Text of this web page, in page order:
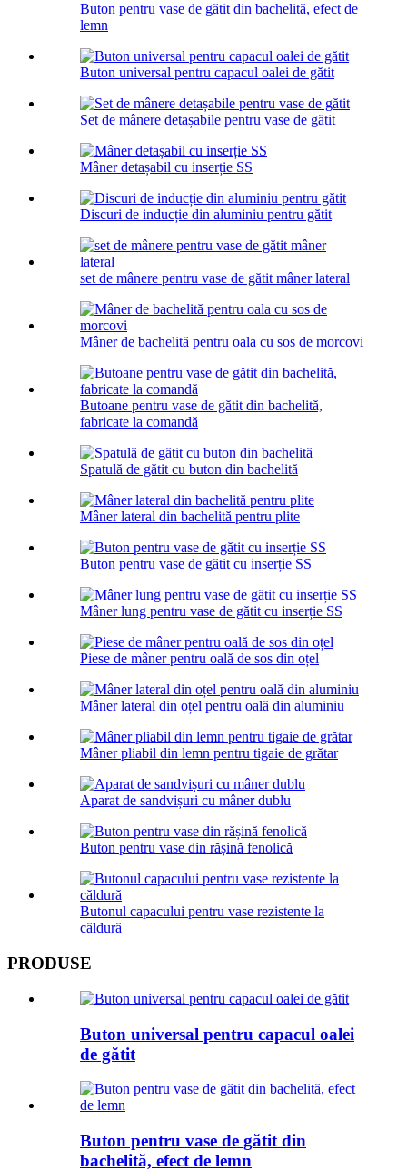
Buton pentru vase de gătit din bachelită, efect de
lemn
Buton universal pentru capacul oalei de gătit
Set de mânere detașabile pentru vase de gătit
Mâner detașabil cu inserție SS
Discuri de inducție din aluminiu pentru gătit
set de mânere pentru vase de gătit mâner lateral
Mâner de bachelită pentru oala cu sos de morcovi
Butoane pentru vase de gătit din bachelită,
fabricate la comandă
Spatulă de gătit cu buton din bachelită
Mâner lateral din bachelită pentru plite
Buton pentru vase de gătit cu inserție SS
Mâner lung pentru vase de gătit cu inserție SS
Piese de mâner pentru oală de sos din oțel
Mâner lateral din oțel pentru oală din aluminiu
Mâner pliabil din lemn pentru tigaie de grătar
Aparat de sandvișuri cu mâner dublu
Buton pentru vase din rășină fenolică
Butonul capacului pentru vase rezistente la
căldură
PRODUSE
Buton universal pentru capacul oalei
de gătit
Buton pentru vase de gătit din
bachelită, efect de lemn